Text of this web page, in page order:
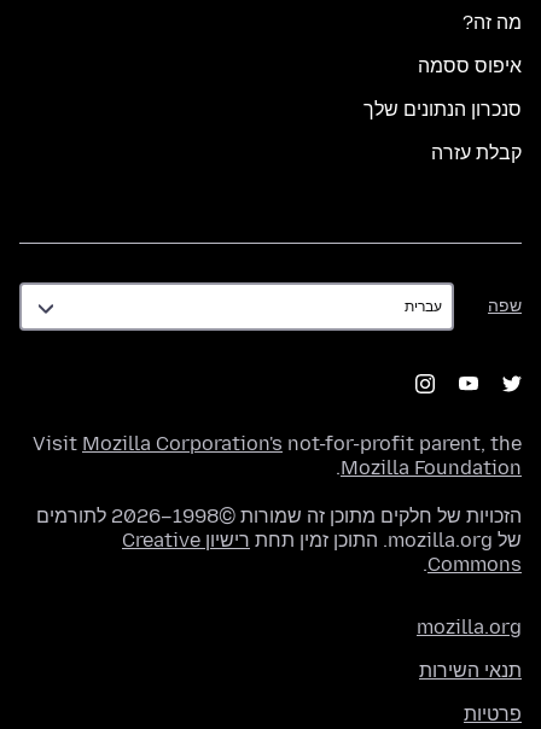
מה זה?
איפוס ססמה
סנכרון הנתונים שלך
קבלת עזרה
שפה
שפה
Visit Mozilla Corporation's not-for-profit parent, the
Mozilla Foundation
.
הזכויות של חלקים מתוכן זה שמורות ©1998–2026 לתורמים
של mozilla.org. התוכן זמין תחת
רישיון Creative
Commons
.
mozilla.org
תנאי השירות
פרטיות